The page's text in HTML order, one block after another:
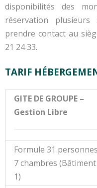
disponibilités des
réservation plusieurs
prendre contact au
21 24 33.
TARIF
GITE DE GROUPE –
Gestion Libre
Formule 31
7 chambres (Bâtiment
1)